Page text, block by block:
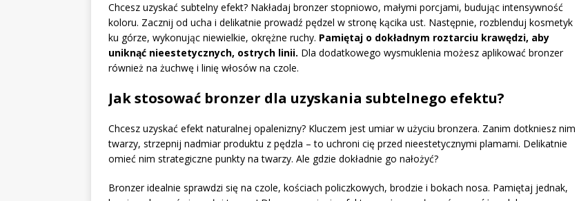
Chcesz uzyskać subtelny efekt? Nakładaj bronzer stopniowo, małymi porcjami, budując intensywność
koloru. Zacznij od ucha i delikatnie prowadź pędzel w stronę kącika ust. Następnie, rozblenduj kosmetyk
ku górze, wykonując niewielkie, okrężne ruchy. Pamiętaj o dokładnym roztarciu krawędzi, aby
uniknąć nieestetycznych, ostrych linii. Dla dodatkowego wysmuklenia możesz aplikować bronzer
również na żuchwę i linię włosów na czole.
Jak stosować bronzer dla uzyskania subtelnego efektu?
Chcesz uzyskać efekt naturalnej opalenizny? Kluczem jest umiar w użyciu bronzera. Zanim dotkniesz nim
twarzy, strzepnij nadmiar produktu z pędzla – to uchroni cię przed nieestetycznymi plamami. Delikatnie
omieć nim strategiczne punkty na twarzy. Ale gdzie dokładnie go nałożyć?
Bronzer idealnie sprawdzi się na czole, kościach policzkowych, brodzie i bokach nosa. Pamiętaj jednak,